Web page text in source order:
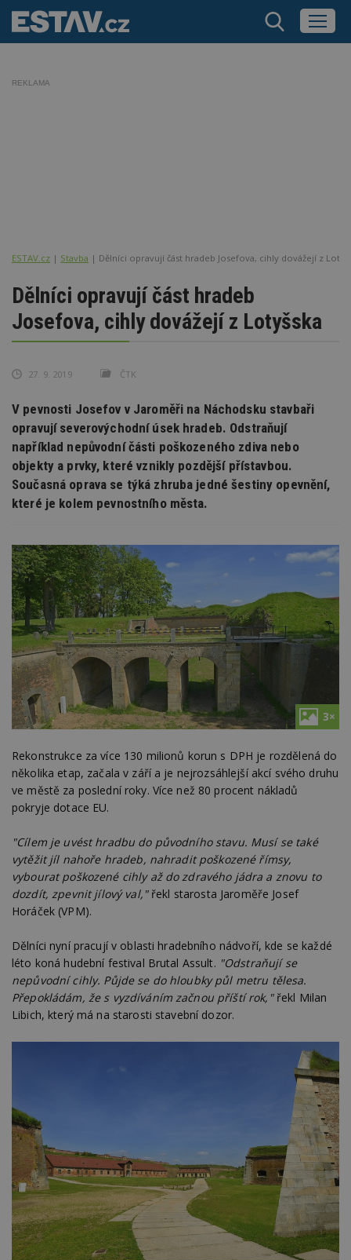
REKLAMA
ESTAV.cz Stavba Dělníci opravují část hradeb Josefova, cihly dovážejí z
Dělníci opravují část hradeb
Josefova, cihly dovážejí z Lotyšska
27. 9. 2019 ČTK
V pevnosti Josefov v Jaroměři na Náchodsku stavbaři
opravují severovýchodní úsek hradeb. Odstraňují
například nepůvodní části poškozeného zdiva nebo
objekty a prvky, které vznikly pozdější přístavbou.
Současná oprava se týká zhruba jedné šestiny opevnění,
které je kolem pevnostního města.
3×
Rekonstrukce za více 130 milionů korun s DPH je rozdělená do
několika etap, začala v září a je nejrozsáhlejší akcí svého druhu
ve městě za poslední roky. Více než 80 procent nákladů
pokryje dotace EU.
"Cílem je uvést hradbu do původního stavu. Musí se také
vytěžit jíl nahoře hradeb, nahradit poškozené římsy,
vybourat poškozené cihly až do zdravého jádra a znovu to
dozdít, zpevnit jílový val,"řekl starosta Jaroměře Josef
Horáček (VPM).
Dělníci nyní pracují v oblasti hradebního nádvoří, kde se každé
léto koná hudební festival Brutal Assult. "Odstraňují se
nepůvodní cihly. Půjde se do hloubky půl metru tělesa.
Přepokládám, že s vyzdíváním začnou příští rok,"řekl Milan
Libich, který má na starosti stavební dozor.